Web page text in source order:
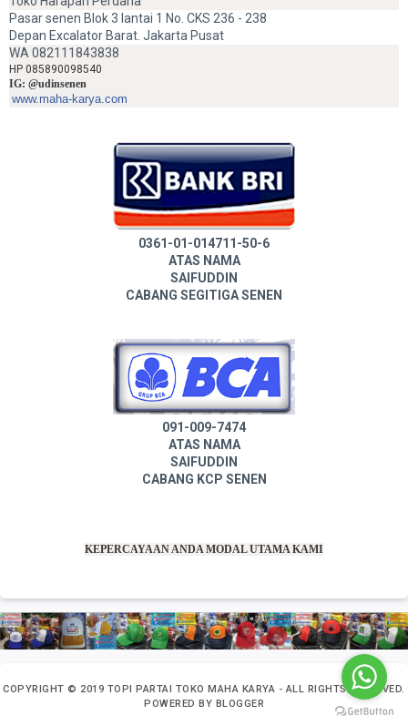
Pasar senen Blok 3 lantai 1 No. CKS 236 - 238
Depan Excalator Barat. Jakarta Pusat
WA 082111843838
HP 085890098540
IG: @udinsenen
www.maha-karya.com
0361-01-014711-50-6
ATAS NAMA
SAIFUDDIN
CABANG SEGITIGA SENEN
091-009-7474
ATAS NAMA
SAIFUDDIN
CABANG KCP SENEN
KEPERCAYAAN ANDA MODAL UTAMA KAMI
COPYRIGHT © 2019 TOPI PARTAI TOKO MAHA KARYA - ALL RIGHTS RESERVED.
POWERED BY BLOGGER